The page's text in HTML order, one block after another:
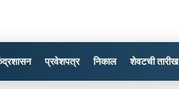
प्रवेशपत्र निकाल शेवटची तारीख